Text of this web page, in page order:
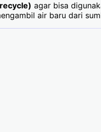
agar bisa
air baru dari